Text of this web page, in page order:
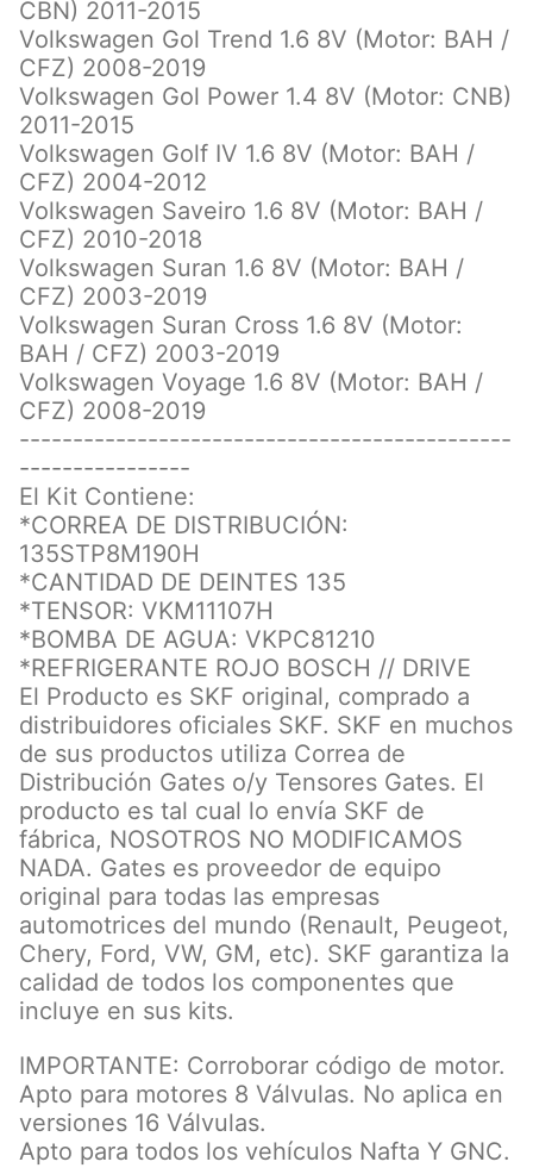
CBN) 2011-2015
Volkswagen Gol Trend 1.6 8V (Motor: BAH /
CFZ) 2008-2019
Volkswagen Gol Power 1.4 8V (Motor: CNB)
2011-2015
Volkswagen Golf IV 1.6 8V (Motor: BAH /
CFZ) 2004-2012
Volkswagen Saveiro 1.6 8V (Motor: BAH /
CFZ) 2010-2018
Volkswagen Suran 1.6 8V (Motor: BAH /
CFZ) 2003-2019
Volkswagen Suran Cross 1.6 8V (Motor:
BAH / CFZ) 2003-2019
Volkswagen Voyage 1.6 8V (Motor: BAH /
CFZ) 2008-2019
----------------------------------------------
----------------
El Kit Contiene:
*CORREA DE DISTRIBUCIÓN:
135STP8M190H
*CANTIDAD DE DEINTES 135
*TENSOR: VKM11107H
*BOMBA DE AGUA: VKPC81210
*REFRIGERANTE ROJO BOSCH // DRIVE
El Producto es SKF original, comprado a
distribuidores oficiales SKF. SKF en muchos
de sus productos utiliza Correa de
Distribución Gates o/y Tensores Gates. El
producto es tal cual lo envía SKF de
fábrica, NOSOTROS NO MODIFICAMOS
NADA. Gates es proveedor de equipo
original para todas las empresas
automotrices del mundo (Renault, Peugeot,
Chery, Ford, VW, GM, etc). SKF garantiza la
calidad de todos los componentes que
incluye en sus kits.
IMPORTANTE: Corroborar código de motor.
Apto para motores 8 Válvulas. No aplica en
versiones 16 Válvulas.
Apto para todos los vehículos Nafta Y GNC.